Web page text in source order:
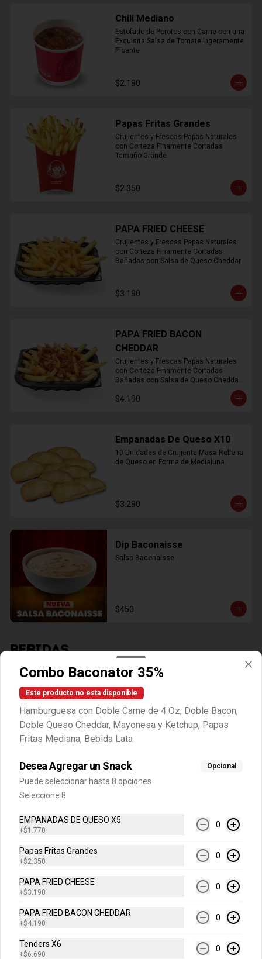
Chili Mediano
Estofado de Porotos con Carne con una
Exquisita Salsa de Tomate Ligeramente
Picante
$2.190
Papas Fritas Grandes
Crujientes y Frescas Papas Naturales
con Corteza Finamente Cortadas
Tamaño Grande.
$2.350
PAPA FRIED CHEESE
Crujientes y Frescas Papas Naturales
con Corteza Finamente Cortadas
Bañadas con Salsa de Queso Cheddar
$3.190
PAPA FRIED BACON
CHEDDAR
Crujientes y Frescas Papas Naturales
con Corteza Finamente Cortadas
Bañadas con Salsa de Queso Cheddar
$4.190
Empanadas De Queso X10
10 Unidades de Crujiente Masa Rellena
de Queso en Forma de Medialuna.
$3.290
Dip Baconaisse
Salsa Baconaisse
$450
BEBIDAS
Bebidas En Lata
Elige tu Bebida en Lata
Agua Benedicto sin Gas..
Combo Baconator 35%
Este producto no esta disponible
Hamburguesa con Doble Carne de 4 Oz, Doble Bacon,
Doble Queso Cheddar, Mayonesa y Ketchup, Papas
Fritas Mediana, Bebida Lata
Desea Agregar un Snack Opcional
Puede seleccionar hasta 8 opciones
Seleccione 8
EMPANADAS DE QUESO X5
+$1.770
0
Papas Fritas Grandes
+$2.350
0
PAPA FRIED CHEESE
+$3.190
0
PAPA FRIED BACON CHEDDAR
+$4.190
0
Tenders X6
+$6.690
0